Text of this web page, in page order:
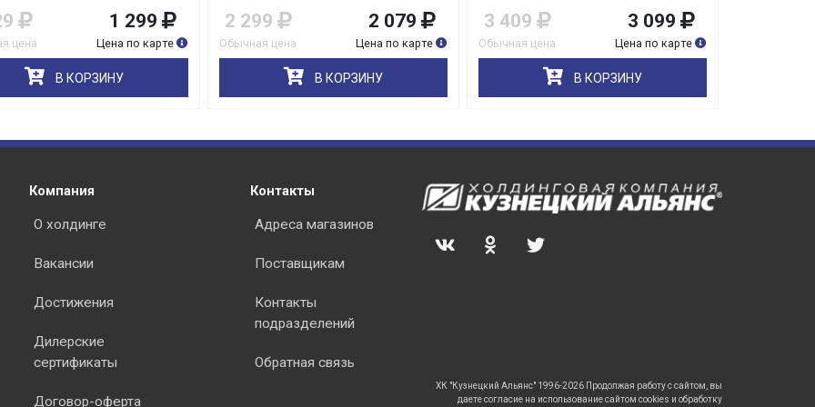
цена
1 299
Цена по карте
В КОРЗИНУ
2 299
Обычная цена
2 079
Цена по карте
В КОРЗИНУ
3 409
Обычная цена
3 099
Цена по карте
В КОРЗИНУ
Компания
О холдинге
Вакансии
Достижения
Дилерские
сертификаты
Договор-оферта
Контакты
Адреса магазинов
Поставщикам
Контакты
подразделений
Обратная связь
ХК "Кузнецкий Альянс" 1996-2026 Продолжая работу с сайтом, вы
даете согласие на использование сайтом cookies и обработку